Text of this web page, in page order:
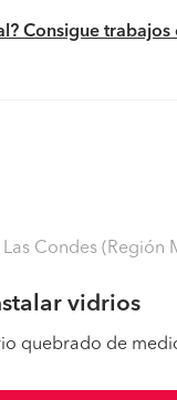
Consigue trabajos
Las Condes (Región Metropolitana -
vidrios
quebrado de